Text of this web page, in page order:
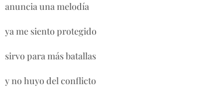
anuncia una melodía
ya me siento protegido
sirvo para más batallas
y no huyo del conflicto